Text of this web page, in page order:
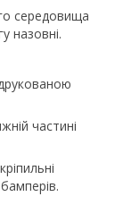
середовища
назовні.
частині